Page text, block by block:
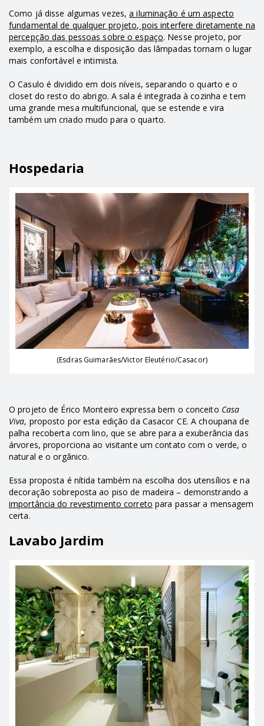
Como já disse algumas vezes,a iluminação é um aspecto
fundamental de qualquer projeto, pois interfere diretamente na
percepção das pessoas sobre o espaço. Nesse projeto, por
exemplo, a escolha e disposição das lâmpadas tornam o lugar
mais confortável e intimista.
O Casulo é dividido em dois níveis, separando o quarto e o
closet do resto do abrigo. A sala é integrada à cozinha e tem
uma grande mesa multifuncional, que se estende e vira
também um criado mudo para o quarto.
Hospedaria
(Esdras Guimarães/Victor Eleutério/Casacor)
O projeto de Érico Monteiro expressa bem o conceito Casa
Viva, proposto por esta edição da Casacor CE. A choupana de
palha recoberta com lino, que se abre para a exuberância das
árvores, proporciona ao visitante um contato com o verde, o
natural e o orgânico.
Essa proposta é nítida também na escolha dos utensílios e na
decoração sobreposta ao piso de madeira – demonstrando a
importância do revestimento correto para passar a mensagem
certa.
Lavabo Jardim